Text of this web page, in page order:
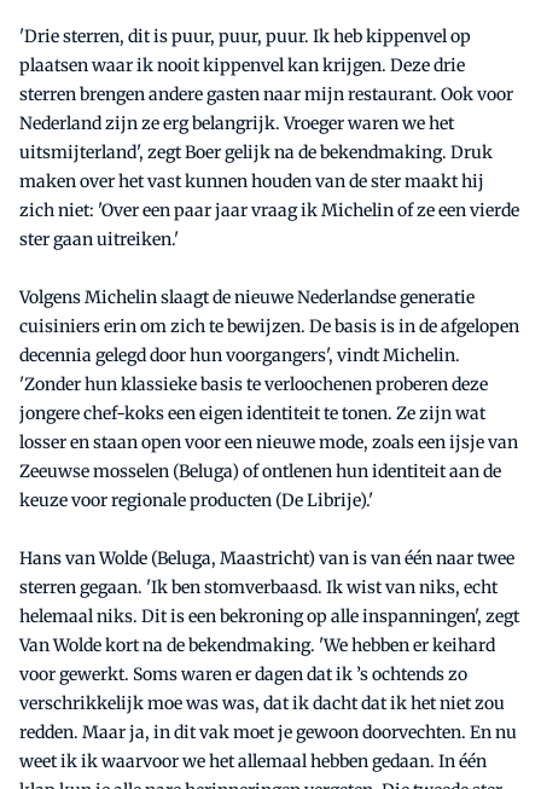
'Drie sterren, dit is puur, puur, puur. Ik heb kippenvel op
plaatsen waar ik nooit kippenvel kan krijgen. Deze drie
sterren brengen andere gasten naar mijn restaurant. Ook voor
Nederland zijn ze erg belangrijk. Vroeger waren we het
uitsmijterland', zegt Boer gelijk na de bekendmaking. Druk
maken over het vast kunnen houden van de ster maakt hij
zich niet: 'Over een paar jaar vraag ik Michelin of ze een vierde
ster gaan uitreiken.'
Volgens Michelin slaagt de nieuwe Nederlandse generatie
cuisiniers erin om zich te bewijzen. De basis is in de afgelopen
decennia gelegd door hun voorgangers', vindt Michelin.
'Zonder hun klassieke basis te verloochenen proberen deze
jongere chef-koks een eigen identiteit te tonen. Ze zijn wat
losser en staan open voor een nieuwe mode, zoals een ijsje van
Zeeuwse mosselen (Beluga) of ontlenen hun identiteit aan de
keuze voor regionale producten (De Librije).'
Hans van Wolde (Beluga, Maastricht) van is van één naar twee
sterren gegaan. 'Ik ben stomverbaasd. Ik wist van niks, echt
helemaal niks. Dit is een bekroning op alle inspanningen', zegt
Van Wolde kort na de bekendmaking. 'We hebben er keihard
voor gewerkt. Soms waren er dagen dat ik ’s ochtends zo
verschrikkelijk moe was was, dat ik dacht dat ik het niet zou
redden. Maar ja, in dit vak moet je gewoon doorvechten. En nu
weet ik ik waarvoor we het allemaal hebben gedaan. In één